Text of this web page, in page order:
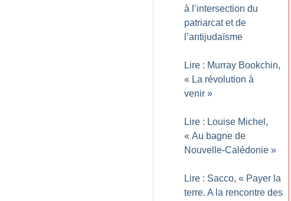
à l’intersection du
patriarcat et de
l’antijudaïsme
Lire : Murray Bookchin,
« La révolution à
venir »
Lire : Louise Michel,
« Au bagne de
Nouvelle-Calédonie »
Lire : Sacco, « Payer la
terre. A la rencontre des